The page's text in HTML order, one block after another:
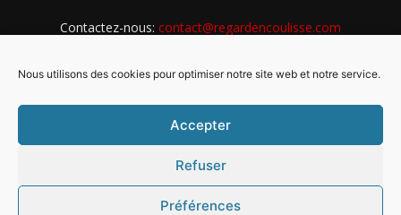
Nous utilisons des cookies pour optimiser notre site web et notre service.
Accepter
Refuser
Préférences
Contactez-nous: contact@regardencoulisse.com